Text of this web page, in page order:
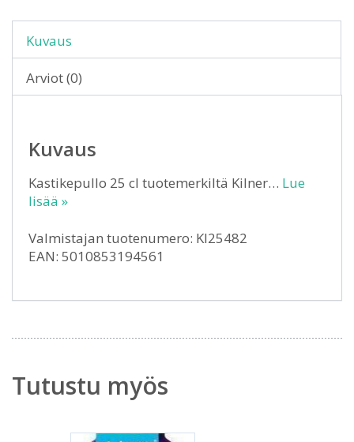
Kuvaus
Arviot (0)
Kuvaus
Kastikepullo 25 cl tuotemerkiltä Kilner… Lue
lisää »
Valmistajan tuotenumero: KI25482
EAN: 5010853194561
Tutustu myös